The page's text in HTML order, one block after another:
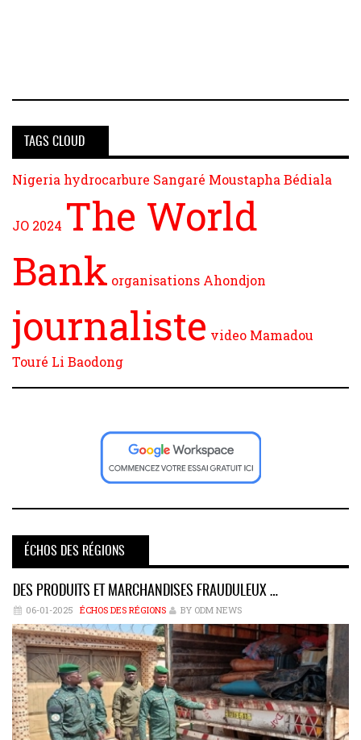
TAGS CLOUD
Nigeria hydrocarbure Sangaré MoustaphaBédiala
JO 2024 The World
Bank organisations Ahondjon
journaliste video Mamadou
Touré Li Baodong
ÉCHOS DES RÉGIONS
DES PRODUITS ET MARCHANDISES FRAUDULEUX …
06-01-2025 ÉCHOS DES RÉGIONS BY ODM NEWS